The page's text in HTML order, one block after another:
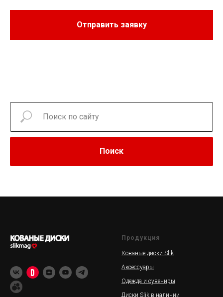
Отправить заявку
Поиск
Продукция
Кованые диски Slik
Аксессуары
Одежда и сувениры
Диски Slik в наличии